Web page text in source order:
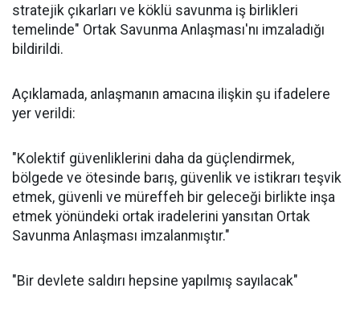
stratejik çıkarları ve köklü savunma iş birlikleri
temelinde" Ortak Savunma Anlaşması'nı imzaladığı
bildirildi.
Açıklamada, anlaşmanın amacına ilişkin şu ifadelere
yer verildi:
"Kolektif güvenliklerini daha da güçlendirmek,
bölgede ve ötesinde barış, güvenlik ve istikrarı teşvik
etmek, güvenli ve müreffeh bir geleceği birlikte inşa
etmek yönündeki ortak iradelerini yansıtan Ortak
Savunma Anlaşması imzalanmıştır."
"Bir devlete saldırı hepsine yapılmış sayılacak"